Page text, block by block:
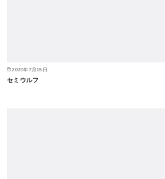
2020年7月15日
セミウルフ